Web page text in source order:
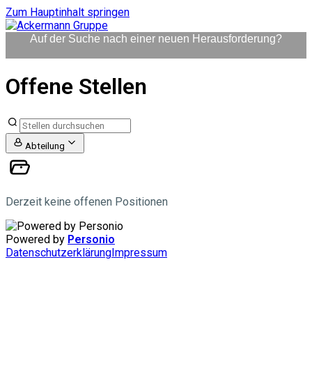
Zum Hauptinhalt springen
Auf der Suche nach einer neuen Herausforderung?
Offene Stellen
Abteilung
Derzeit keine offenen Positionen
Powered by Personio
DatenschutzerklärungImpressum